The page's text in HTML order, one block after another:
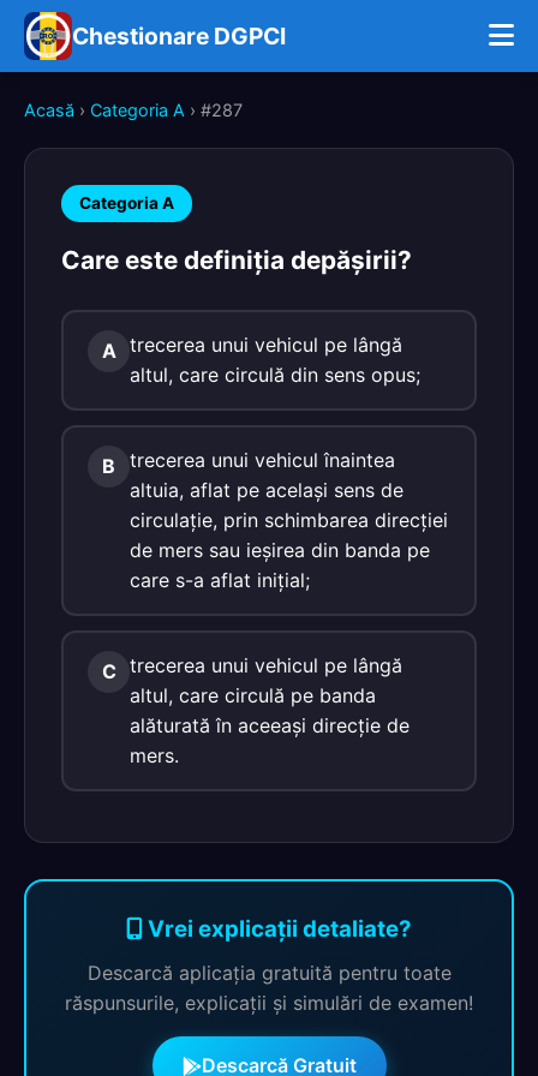
Chestionare DGPCI
Acasă › Categoria A › #287
Categoria A
Care este definiţia depăşirii?
A trecerea unui vehicul pe lângă
altul, care circulă din sens opus;
B
trecerea unui vehicul înaintea
altuia, aflat pe acelaşi sens de
circulaţie, prin schimbarea direcţiei
de mers sau ieşirea din banda pe
care s-a aflat iniţial;
C trecerea unui vehicul pe lângă
altul, care circulă pe banda
alăturată în aceeaşi direcţie de
mers.
Vrei explicații detaliate?
Descarcă aplicația gratuită pentru toate
răspunsurile, explicații și simulări de examen!
Descarcă Gratuit